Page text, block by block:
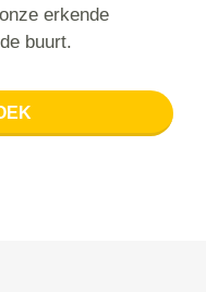
erkende
buurt.